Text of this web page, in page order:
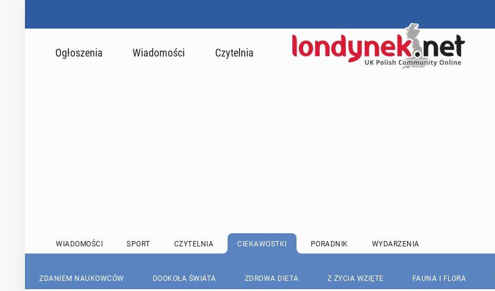
Ogłoszenia Wiadomości Czytelnia
WIADOMOŚCI SPORT CZYTELNIA CIEKAWOSTKI PORADNIK WYDARZENIA
ZDANIEM NAUKOWCÓW DOOKOŁA ŚWIATA ZDROWA DIETA Z ŻYCIA WZIĘTE FAUNA I FLORA